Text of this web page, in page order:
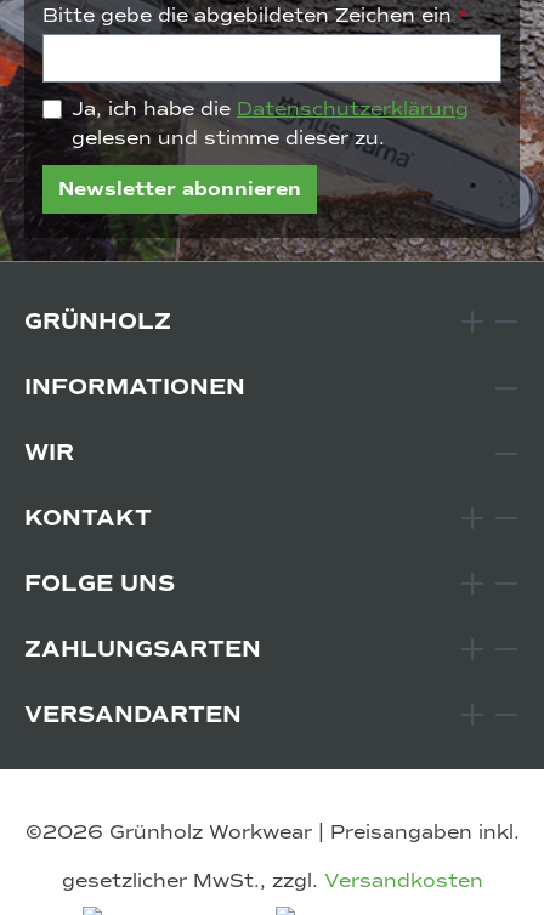
Bitte gebe die abgebildeten Zeichen ein*
Ja, ich habe die Datenschutzerklärung
gelesen und stimme dieser zu.
Newsletter abonnieren
GRÜNHOLZ
INFORMATIONEN
WIR
KONTAKT
FOLGE UNS
ZAHLUNGSARTEN
VERSANDARTEN
©2026 Grünholz Workwear | Preisangaben inkl.
gesetzlicher MwSt., zzgl. Versandkosten